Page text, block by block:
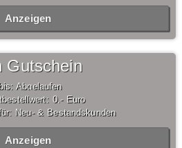
Anzeigen
Gutschein
Abgelaufen
0,- Euro
Neu- & Bestandskunden
Anzeigen